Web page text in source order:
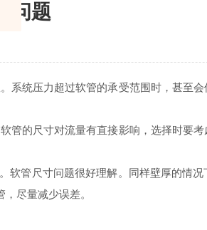
问题
系统压力超过软管的承受范围时，甚至
的尺寸对流量有直接影响，选择时要考
管尺寸问题很好理解。同样壁厚的情况
尽量减少误差。